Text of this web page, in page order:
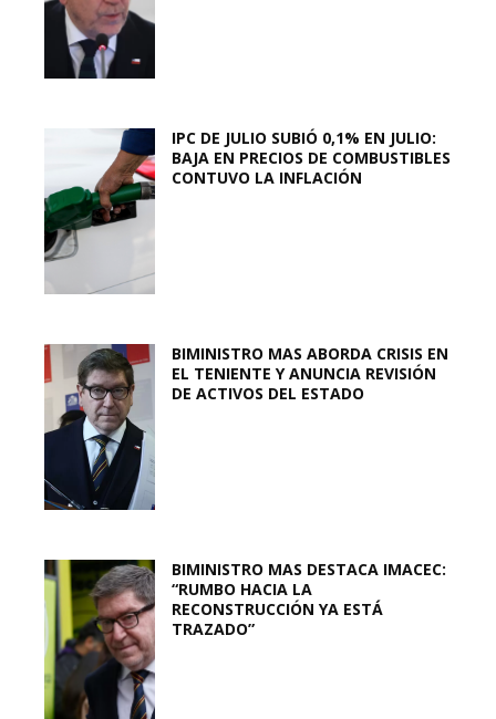
IPC DE JULIO SUBIÓ 0,1% EN JULIO:
BAJA EN PRECIOS DE COMBUSTIBLES
CONTUVO LA INFLACIÓN
BIMINISTRO MAS ABORDA CRISIS EN
EL TENIENTE Y ANUNCIA REVISIÓN
DE ACTIVOS DEL ESTADO
BIMINISTRO MAS DESTACA IMACEC:
“RUMBO HACIA LA
RECONSTRUCCIÓN YA ESTÁ
TRAZADO”